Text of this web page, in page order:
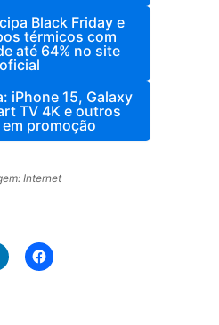
Black Friday e
térmicos com
até 64% no site
oficial
iPhone 15, Galaxy
TV 4K e outros
promoção
Internet